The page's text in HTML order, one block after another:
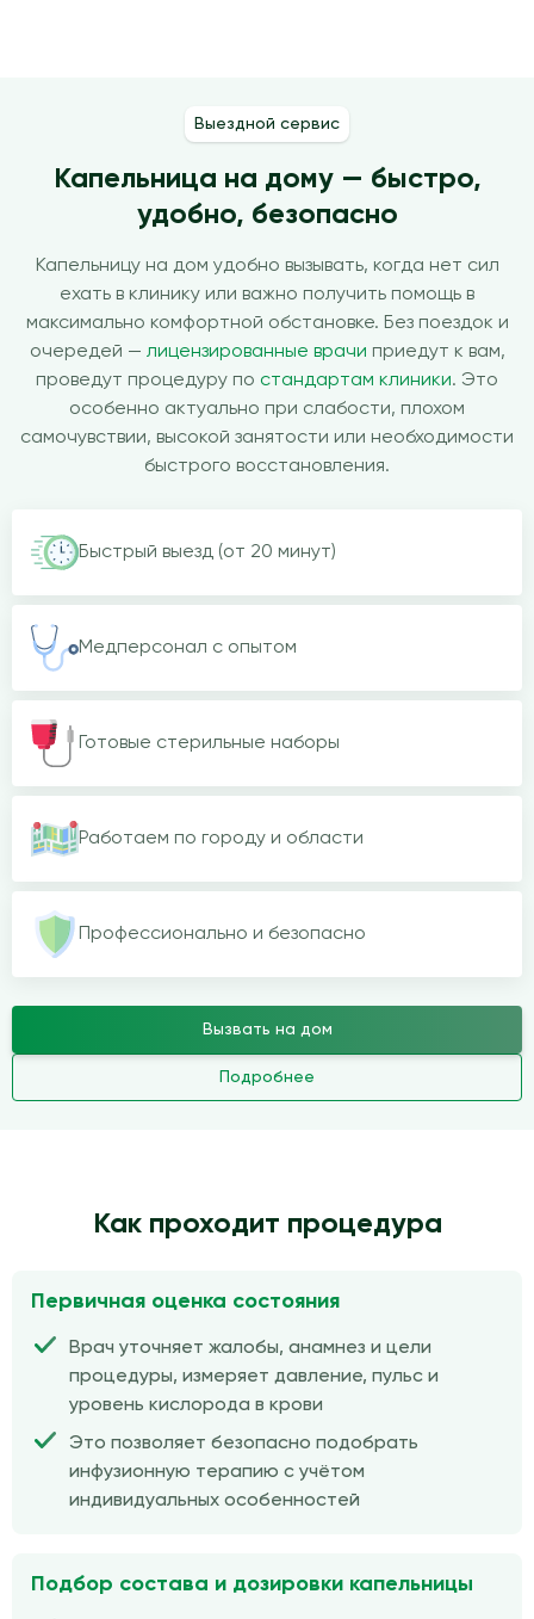
Выездной сервис
Капельница на дому — быстро,
удобно, безопасно
Капельницу на дом удобно вызывать, когда нет сил
ехать в клинику или важно получить помощь в
максимально комфортной обстановке. Без поездок и
очередей — лицензированные врачи приедут к вам,
проведут процедуру по стандартам клиники. Это
особенно актуально при слабости, плохом
самочувствии, высокой занятости или необходимости
быстрого восстановления.
Быстрый выезд (от 20 минут)
Медперсонал с опытом
Готовые стерильные наборы
Работаем по городу и области
Профессионально и безопасно
Вызвать на дом
Подробнее
Как проходит процедура
Первичная оценка состояния
Врач уточняет жалобы, анамнез и цели
процедуры, измеряет давление, пульс и
уровень кислорода в крови
Это позволяет безопасно подобрать
инфузионную терапию с учётом
индивидуальных особенностей
Подбор состава и дозировки капельницы